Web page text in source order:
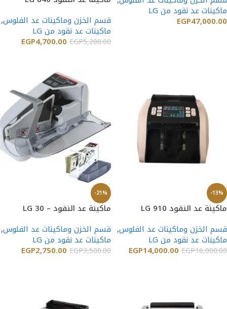
ماكينات عد نقود من LG
EGP47,000.00
قسم الخزن وماكينات عد الفلوس,
ماكينات عد نقود من LG
EGP5,200.00
EGP4,700.00
-13%
ماكينة عد النقود LG 910
قسم الخزن وماكينات عد الفلوس,
ماكينات عد نقود من LG
EGP16,000.00
EGP14,000.00
-21%
ماكينة عد النقود – LG 30
قسم الخزن وماكينات عد الفلوس,
ماكينات عد نقود من LG
EGP3,500.00
EGP2,750.00